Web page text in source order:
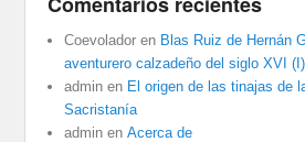
Coevolador en Blas Ruiz de Hernán
aventurero calzadeño del siglo XVI (I)
admin en El origen de las tinajas de
Sacristanía
admin enAcerca de